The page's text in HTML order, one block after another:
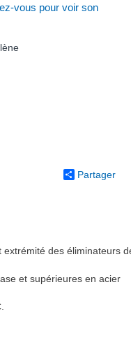
vous pour voir son
Partager
des éliminateurs
et supérieures en acier